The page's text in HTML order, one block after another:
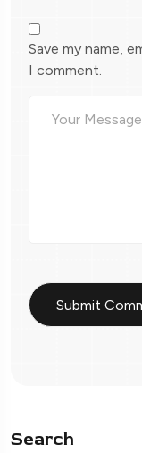
Save my name,
I comment.
Search